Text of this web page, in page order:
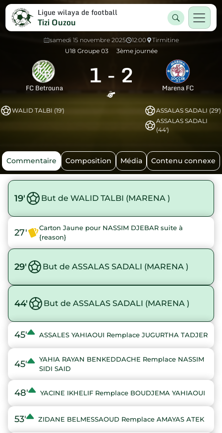
Ligue wilaya de football
Tizi Ouzou
samedi 15 novembre 2025 12:00
Tirmitine
U18 Groupe 03
3ème journée
FC Betrouna 1 - 2 Marena FC
WALID TALBI (19')
ASSALAS SADALI (29')
ASSALAS SADALI
(44')
Commentaire Composition Média Contenu connexe
19' But de WALID TALBI (MARENA )
27'
Carton Jaune pour NASSIM DJEBAR suite à
{reason}
29' But de ASSALAS SADALI (MARENA )
44' But de ASSALAS SADALI (MARENA )
45' ASSALES YAHIAOUI Remplace JUGURTHA TADJER
45'
YAHIA RAYAN BENKEDDACHE Remplace NASSIM
SIDI SAID
48' YACINE IKHELIF Remplace BOUDJEMA YAHIAOUI
53' ZIDANE BELMESSAOUD Remplace AMAYAS ATEK